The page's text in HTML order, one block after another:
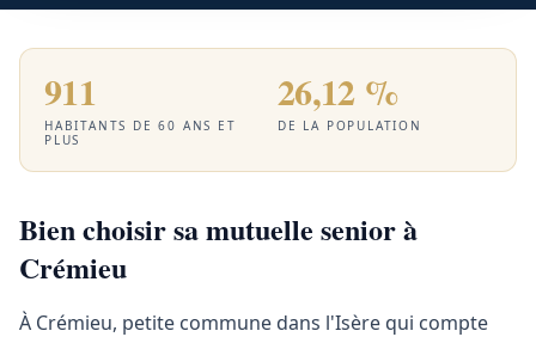
911
HABITANTS DE 60 ANS ET
PLUS
26,12 %
DE LA POPULATION
Bien choisir sa mutuelle senior à
Crémieu
À Crémieu, petite commune dans l'Isère qui compte